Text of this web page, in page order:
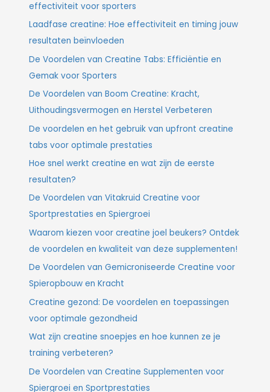
effectiviteit voor sporters
Laadfase creatine: Hoe effectiviteit en timing jouw
resultaten beïnvloeden
De Voordelen van Creatine Tabs: Efficiëntie en
Gemak voor Sporters
De Voordelen van Boom Creatine: Kracht,
Uithoudingsvermogen en Herstel Verbeteren
De voordelen en het gebruik van upfront creatine
tabs voor optimale prestaties
Hoe snel werkt creatine en wat zijn de eerste
resultaten?
De Voordelen van Vitakruid Creatine voor
Sportprestaties en Spiergroei
Waarom kiezen voor creatine joel beukers? Ontdek
de voordelen en kwaliteit van deze supplementen!
De Voordelen van Gemicroniseerde Creatine voor
Spieropbouw en Kracht
Creatine gezond: De voordelen en toepassingen
voor optimale gezondheid
Wat zijn creatine snoepjes en hoe kunnen ze je
training verbeteren?
De Voordelen van Creatine Supplementen voor
Spiergroei en Sportprestaties